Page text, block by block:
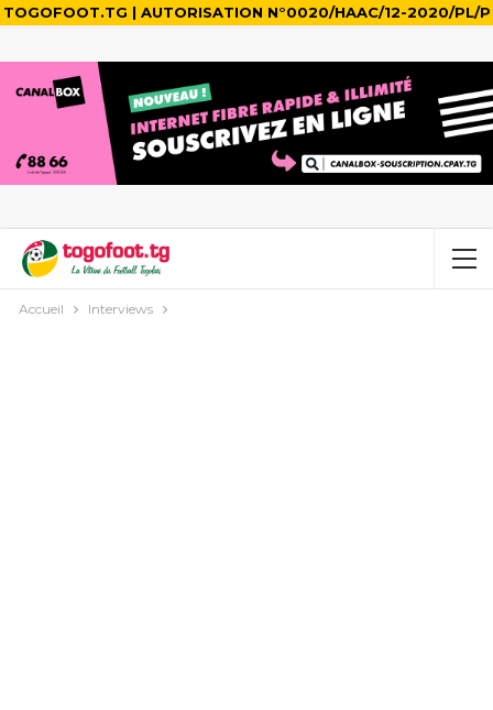
TOGOFOOT.TG | AUTORISATION N°0020/HAAC/12-2020/PL/P
Accueil Interviews